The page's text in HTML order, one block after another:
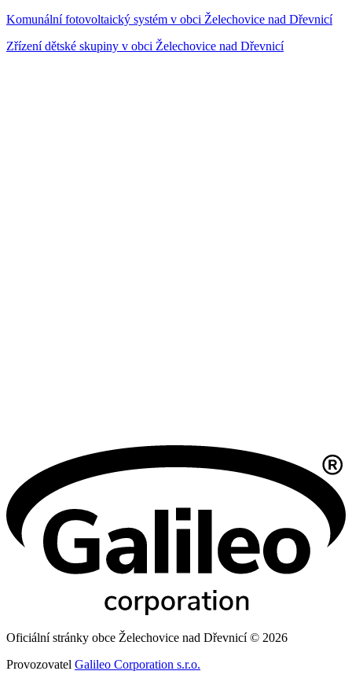
Komunální fotovoltaický systém v obci Želechovice nad Dřevnicí
Zřízení dětské skupiny v obci Želechovice nad Dřevnicí
Oficiální stránky obce Želechovice nad Dřevnicí © 2026
Provozovatel Galileo Corporation s.r.o.